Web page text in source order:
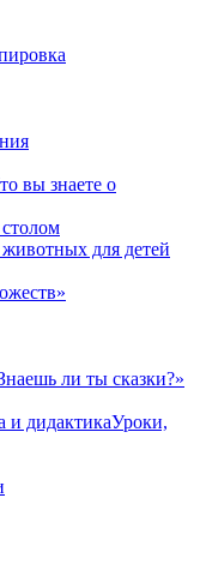
вы знаете о
для детей
ли ты сказки?»
и дидактикаУроки,